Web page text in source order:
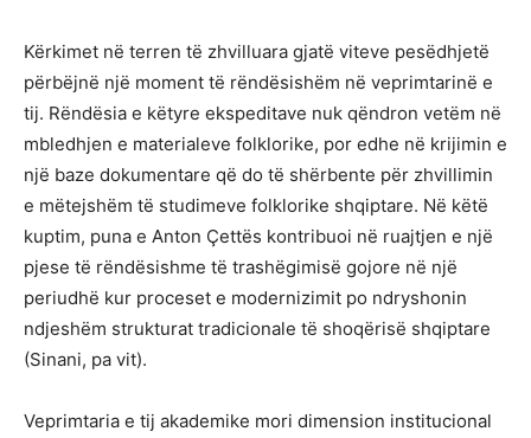
Kërkimet në terren të zhvilluara gjatë viteve pesëdhjetë
përbëjnë një moment të rëndësishëm në veprimtarinë e
tij. Rëndësia e këtyre ekspeditave nuk qëndron vetëm në
mbledhjen e materialeve folklorike, por edhe në krijimin e
një baze dokumentare që do të shërbente për zhvillimin
e mëtejshëm të studimeve folklorike shqiptare. Në këtë
kuptim, puna e Anton Çettës kontribuoi në ruajtjen e një
pjese të rëndësishme të trashëgimisë gojore në një
periudhë kur proceset e modernizimit po ndryshonin
ndjeshëm strukturat tradicionale të shoqërisë shqiptare
(Sinani, pa vit).
Veprimtaria e tij akademike mori dimension institucional